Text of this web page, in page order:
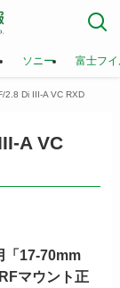
ソニー 富士フ
2.8 Di III-A VC RXD
A VC
「17-70mm
マウント正